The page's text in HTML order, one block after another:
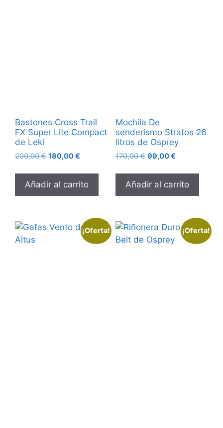
Bastones Cross Trail
FX Super Lite Compact
de Leki
200,00€ 180,00€
Añadir al carrito
Mochila De
senderismo Stratos 26
litros de Osprey
170,00€ 99,00€
Añadir al carrito
¡Oferta! ¡Oferta!